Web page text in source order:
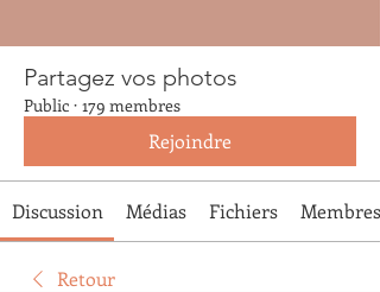
Partagez vos photos
Public · 179 membres
Rejoindre
Discussion Médias Fichiers Membres
Retour